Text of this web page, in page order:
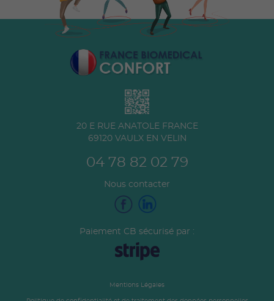
20 E RUE ANATOLE FRANCE
69120 VAULX EN VELIN
04 78 82 02 79
Nous contacter
Paiement CB sécurisé par :
Mentions Légales